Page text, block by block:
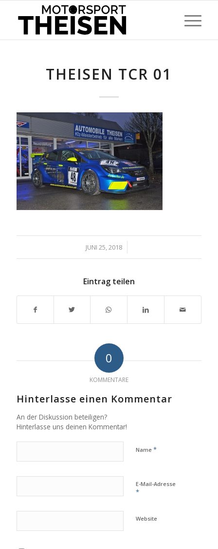
THEISEN TCR 01
JUNI 25, 2018
/
Eintrag teilen
0
KOMMENTARE
Hinterlasse einen Kommentar
An der Diskussion beteiligen?
Hinterlasse uns deinen Kommentar!
Name *
E-Mail-Adresse
*
Website